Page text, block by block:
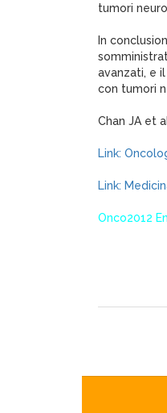
tumori
In
avanzati, e
con tumori
Chan JA et
Link:
Link:
Onco2012